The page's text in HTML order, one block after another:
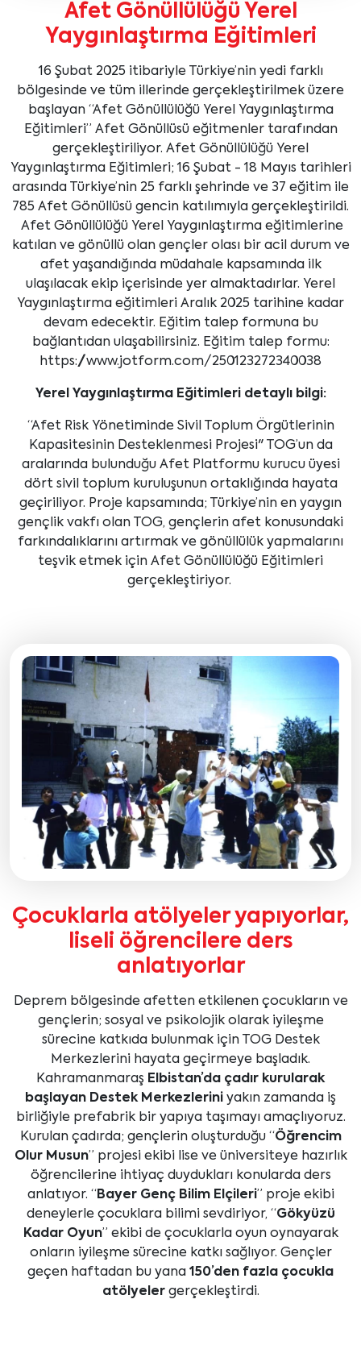
Afet Gönüllülüğü Yerel
Yaygınlaştırma Eğitimleri
16 Şubat 2025 itibariyle Türkiye’nin yedi farklı
bölgesinde ve tüm illerinde gerçekleştirilmek üzere
başlayan “Afet Gönüllülüğü Yerel Yaygınlaştırma
Eğitimleri” Afet Gönüllüsü eğitmenler tarafından
gerçekleştiriliyor. Afet Gönüllülüğü Yerel
Yaygınlaştırma Eğitimleri; 16 Şubat - 18 Mayıs tarihleri
arasında Türkiye’nin 25 farklı şehrinde ve 37 eğitim ile
785 Afet Gönüllüsü gencin katılımıyla gerçekleştirildi.
Afet Gönüllülüğü Yerel Yaygınlaştırma eğitimlerine
katılan ve gönüllü olan gençler olası bir acil durum ve
afet yaşandığında müdahale kapsamında ilk
ulaşılacak ekip içerisinde yer almaktadırlar. Yerel
Yaygınlaştırma eğitimleri Aralık 2025 tarihine kadar
devam edecektir. Eğitim talep formuna bu
bağlantıdan ulaşabilirsiniz. Eğitim talep formu:
https://www.jotform.com/250123272340038
Yerel Yaygınlaştırma Eğitimleri detaylı bilgi:
“Afet Risk Yönetiminde Sivil Toplum Örgütlerinin
Kapasitesinin Desteklenmesi Projesi" TOG’un da
aralarında bulunduğu Afet Platformu kurucu üyesi
dört sivil toplum kuruluşunun ortaklığında hayata
geçiriliyor. Proje kapsamında; Türkiye’nin en yaygın
gençlik vakfı olan TOG, gençlerin afet konusundaki
farkındalıklarını artırmak ve gönüllülük yapmalarını
teşvik etmek için Afet Gönüllülüğü Eğitimleri
gerçekleştiriyor.
Çocuklarla atölyeler yapıyorlar,
liseli öğrencilere ders
anlatıyorlar
Deprem bölgesinde afetten etkilenen çocukların ve
gençlerin; sosyal ve psikolojik olarak iyileşme
sürecine katkıda bulunmak için TOG Destek
Merkezlerini hayata geçirmeye başladık.
Kahramanmaraş Elbistan’da çadır kurularak
başlayan Destek Merkezlerini yakın zamanda iş
birliğiyle prefabrik bir yapıya taşımayı amaçlıyoruz.
Kurulan çadırda; gençlerin oluşturduğu “Öğrencim
Olur Musun” projesi ekibi lise ve üniversiteye hazırlık
öğrencilerine ihtiyaç duydukları konularda ders
anlatıyor. “ Bayer Genç Bilim Elçileri” proje ekibi
deneylerle çocuklara bilimi sevdiriyor, “Gökyüzü
Kadar Oyun” ekibi de çocuklarla oyun oynayarak
onların iyileşme sürecine katkı sağlıyor. Gençler
geçen haftadan bu yana 150’den fazla çocukla
atölyelergerçekleştirdi.